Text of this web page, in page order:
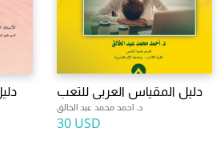
دليل المقياس العربى للتعب
د. احمد محمد عبد الخالق
30 USD